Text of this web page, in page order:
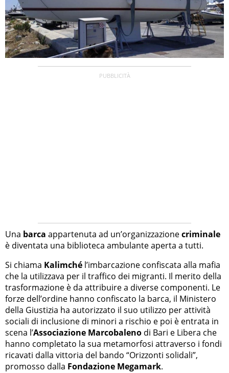
Una barca appartenuta ad un’organizzazionecriminale
è diventata una biblioteca ambulante aperta a tutti.
Si chiama Kalimché l’imbarcazione confiscata alla mafia
che la utilizzava per il traffico dei migranti. Il merito della
trasformazione è da attribuire a diverse componenti. Le
forze dell’ordine hanno confiscato la barca, il Ministero
della Giustizia ha autorizzato il suo utilizzo per attività
sociali di inclusione di minori a rischio e poi è entrata in
scena l’Associazione Marcobaleno di Bari e Libera che
hanno completato la sua metamorfosi attraverso i fondi
ricavati dalla vittoria del bando “Orizzonti solidali”,
promosso dalla Fondazione Megamark.